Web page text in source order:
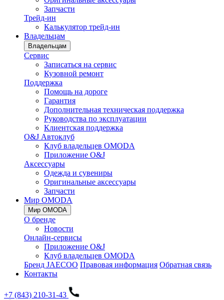
Запчасти
Трейд-ин
Калькулятор трейд-ин
Владельцам
Владельцам
Сервис
Записаться на сервис
Кузовной ремонт
Поддержка
Помощь на дороге
Гарантия
Дополнительная техническая поддержка
Руководства по эксплуатации
Клиентская поддержка
O&J Автоклуб
Клуб владельцев OMODA
Приложение O&J
Аксессуары
Одежда и сувениры
Оригинальные аксессуары
Запчасти
Мир OMODA
Мир OMODA
О бренде
Новости
Онлайн-сервисы
Приложение O&J
Клуб владельцев OMODA
Бренд JAECOO Правовая информация Обратная связь
Контакты
+7 (843) 210-31-43